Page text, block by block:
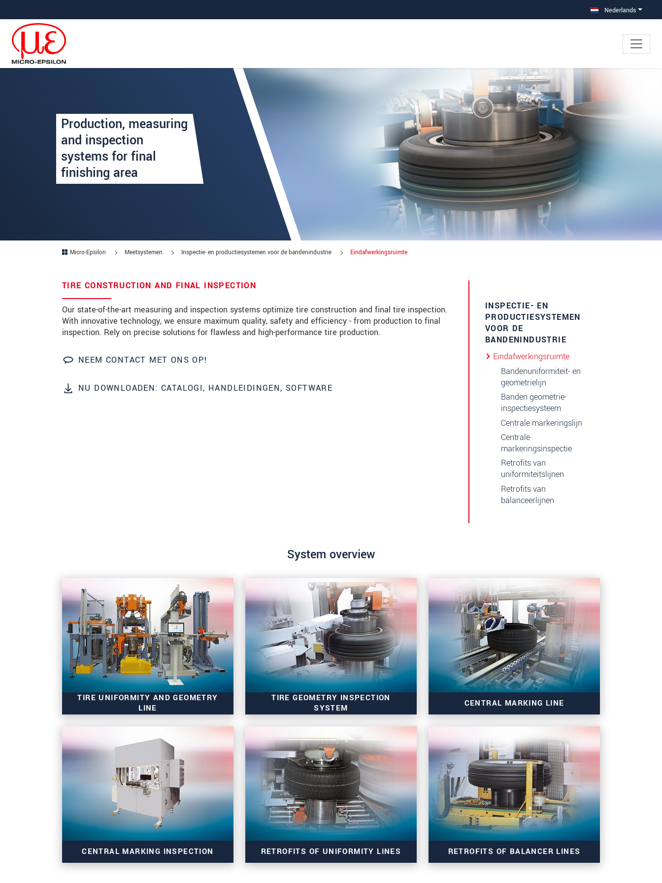
Nederlands
Production, measuring
and inspection
systems for final
finishing area
Micro-Epsilon Meetsystemen Inspectie- en productiesystemen voor de bandenindustrie Eindafwerkingsruimte
TIRE CONSTRUCTION AND FINAL INSPECTION
Our state-of-the-art measuring and inspection systems optimize tire construction and final tire inspection.
With innovative technology, we ensure maximum quality, safety and efficiency - from production to final
inspection. Rely on precise solutions for flawless and high-performance tire production.
NEEM CONTACT MET ONS OP!
NU DOWNLOADEN: CATALOGI, HANDLEIDINGEN, SOFTWARE
INSPECTIE- EN
PRODUCTIESYSTEMEN
VOOR DE
BANDENINDUSTRIE
Eindafwerkingsruimte
Bandenuniformiteit- en
geometrielijn
Banden geometrie-
inspectiesysteem
Centrale markeringslijn
Centrale
markeringsinspectie
Retrofits van
uniformiteitslijnen
Retrofits van
balanceerlijnen
System overview
TIRE UNIFORMITY AND GEOMETRY
LINE
uniformityCONTROL Titan.21
TIRE GEOMETRY INSPECTION
SYSTEM
dimensionCONTROL TGI 8302.PLT/TT
CENTRAL MARKING LINE
CML - Central Marking line
CENTRAL MARKING INSPECTION RETROFITS OF UNIFORMITY LINES RETROFITS OF BALANCER LINES
×
Uw aanvraag van: Eindafwerkingsruimte
Begroeting *
Voornaam*
Achternaam*
Postcode
Land*
Telefoon
E-mail*
Houd mij op de hoogte van productinnovaties via e-mail.